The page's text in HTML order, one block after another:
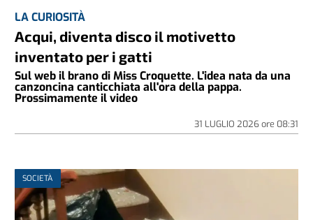
LA CURIOSITÀ
Acqui, diventa disco il motivetto
inventato per i gatti
Sul web il brano di Miss Croquette. L'idea nata da una
canzoncina canticchiata all'ora della pappa.
Prossimamente il video
31 LUGLIO 2026ore 08:31
SOCIETÀ